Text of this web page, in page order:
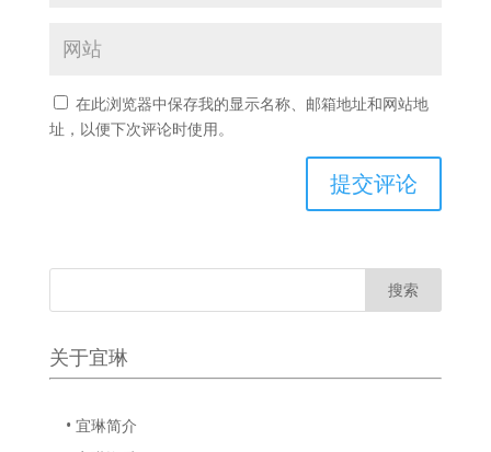
在此浏览器中保存我的显示名称、邮箱地址和网站地
址，以便下次评论时使用。
关于宜琳
• 宜琳简介